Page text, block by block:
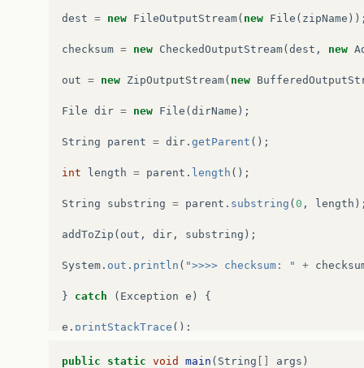
dest = new FileOutputStream( new File ( zipName
checksum = new CheckedOutputStream( dest , new
out = new ZipOutputStream( new
File dir = new File ( dirName );
String parent = dir . getParent ();
int length = parent . length ();
String substring = parent . substring ( 0 , length
addToZip ( out , dir , substring );
System . out . println ( ">>>> checksum: " +
} catch ( Exception e ) {
e . printStackTrace ();
} catch (Error err {
public static void main ( String args )